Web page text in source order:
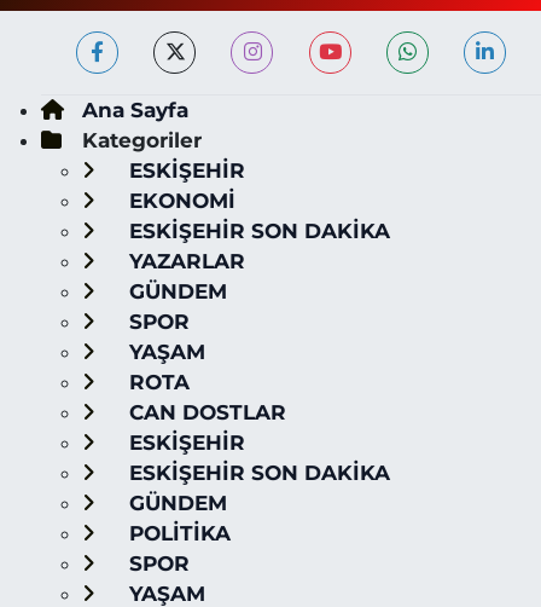
Ana Sayfa
Kategoriler
ESKİŞEHİR
EKONOMİ
ESKİŞEHİR SON DAKİKA
YAZARLAR
GÜNDEM
SPOR
YAŞAM
ROTA
CAN DOSTLAR
ESKİŞEHİR
ESKİŞEHİR SON DAKİKA
GÜNDEM
POLİTİKA
SPOR
YAŞAM